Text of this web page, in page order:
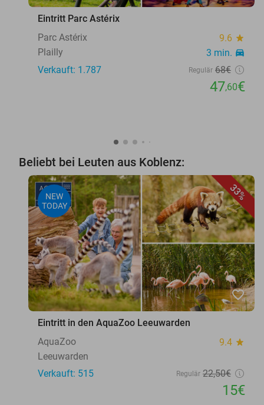
Eintritt Parc Astérix
Parc Astérix
9.6 star
Plailly 3 min. directions_car
Verkauft: 1.787 Regulär 68€
47,60€
Beliebt bei Leuten aus Koblenz:
33%
NEW
TODAY
favorite_border
Eintritt in den AquaZoo Leeuwarden
AquaZoo
9.4 star
Leeuwarden
Verkauft: 515
Regulär 22,50€
15€